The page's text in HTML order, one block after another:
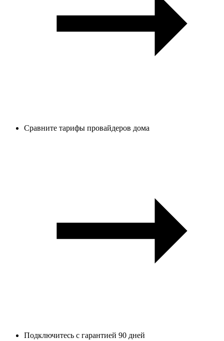
Сравните тарифы провайдеров дома
Подключитесь с гарантией 90 дней